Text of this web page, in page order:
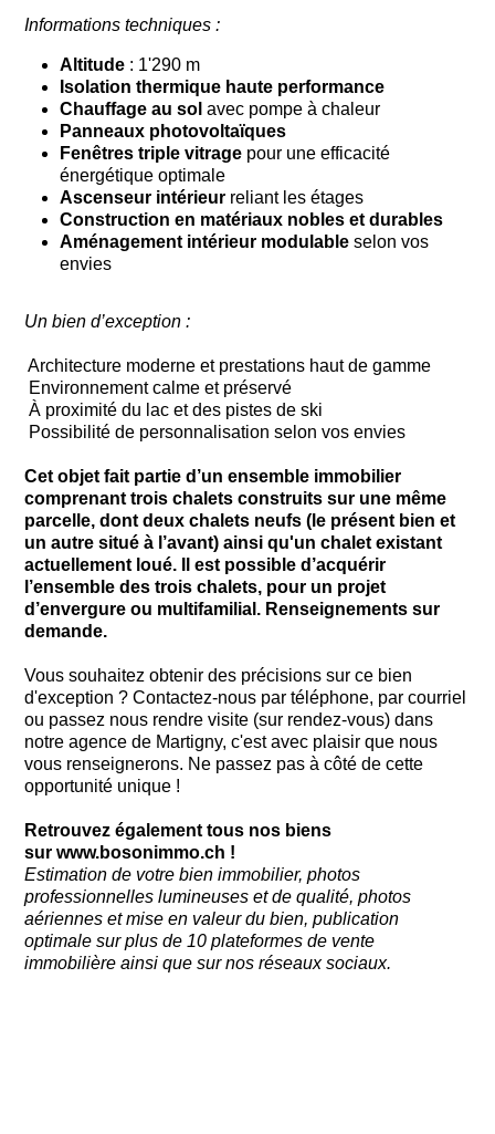
Informations techniques :
Altitude : 1'290 m
Isolation thermique haute performance
Chauffage au sol avec pompe à chaleur
Panneaux photovoltaïques
Fenêtres triple vitrage pour une efficacité
énergétique optimale
Ascenseur intérieur reliant les étages
Construction en matériaux nobles et durables
Aménagement intérieur modulableselon vos
envies
Un bien d’exception :
️ Architecture moderne et prestations haut de gamme
️ Environnement calme et préservé
️ À proximité du lac et des pistes de ski
️ Possibilité de personnalisation selon vos envies
Cet objet fait partie d’un ensemble immobilier
comprenant trois chalets construits sur une même
parcelle, dont deux chalets neufs (le présent bien et
un autre situé à l’avant) ainsi qu'un chalet existant
actuellement loué. Il est possible d’acquérir
l’ensemble des trois chalets, pour un projet
d’envergure ou multifamilial. Renseignements sur
demande.
Vous souhaitez obtenir des précisions sur ce bien
d'exception ? Contactez-nous par téléphone, par courriel
ou passez nous rendre visite (sur rendez-vous) dans
notre agence de Martigny, c'est avec plaisir que nous
vous renseignerons. Ne passez pas à côté de cette
opportunité unique !
Retrouvez également tous nos biens
surwww.bosonimmo.ch !
Estimation de votre bien immobilier, photos
professionnelles lumineuses et de qualité, photos
aériennes et mise en valeur du bien, publication
optimale sur plus de 10 plateformes de vente
immobilière ainsi que sur nos réseaux sociaux.